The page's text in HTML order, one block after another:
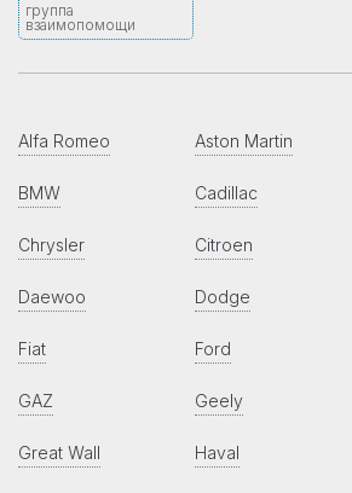
группа
взаимопомощи
Alfa Romeo Aston Martin
BMW Cadillac
Chrysler Citroen
Daewoo Dodge
Fiat Ford
GAZ Geely
Great Wall Haval